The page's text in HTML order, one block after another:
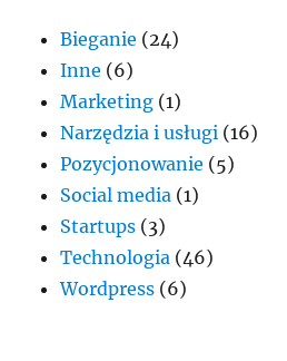
Bieganie (24)
Inne (6)
Marketing (1)
Narzędzia i usługi (16)
Pozycjonowanie (5)
Social media (1)
Startups (3)
Technologia (46)
Wordpress (6)